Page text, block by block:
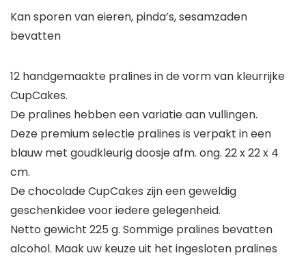
Kan sporen van eieren, pinda’s, sesamzaden
bevatten
12 handgemaakte pralines in de vorm van kleurrijke
CupCakes.
De pralines hebben een variatie aan vullingen.
Deze premium selectie pralines is verpakt in een
blauw met goudkleurig doosje afm. ong. 22 x 22 x 4
cm.
De chocolade CupCakes zijn een geweldig
geschenkidee voor iedere gelegenheid.
Netto gewicht 225 g. Sommige pralines bevatten
alcohol. Maak uw keuze uit het ingesloten pralines